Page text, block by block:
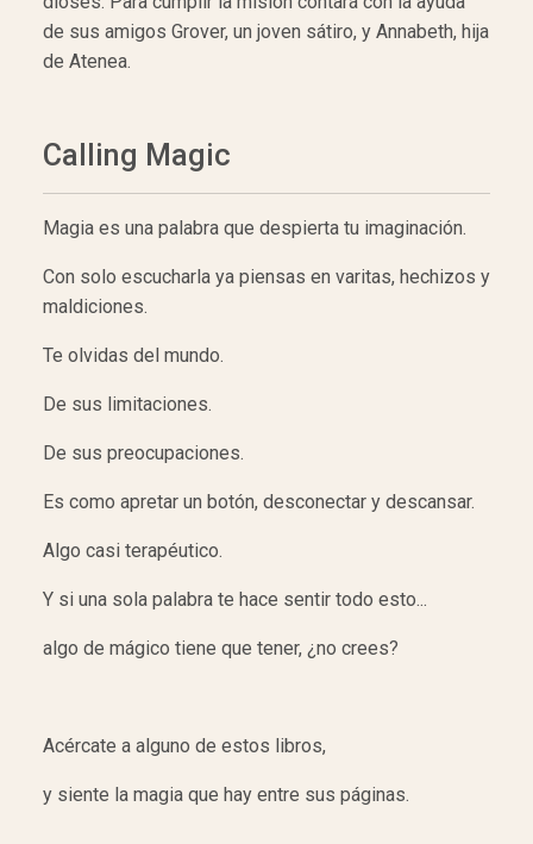
de sus amigos Grover, un joven sátiro, y Annabeth, hija
de Atenea.
Calling Magic
Magia es una palabra que despierta tu imaginación.
Con solo escucharla ya piensas en varitas, hechizos y
maldiciones.
Te olvidas del mundo.
De sus limitaciones.
De sus preocupaciones.
Es como apretar un botón, desconectar y descansar.
Algo casi terapéutico.
Y si una sola palabra te hace sentir todo esto...
algo de mágico tiene que tener, ¿no crees?
Acércate a alguno de estos libros,
y siente la magia que hay entre sus páginas.